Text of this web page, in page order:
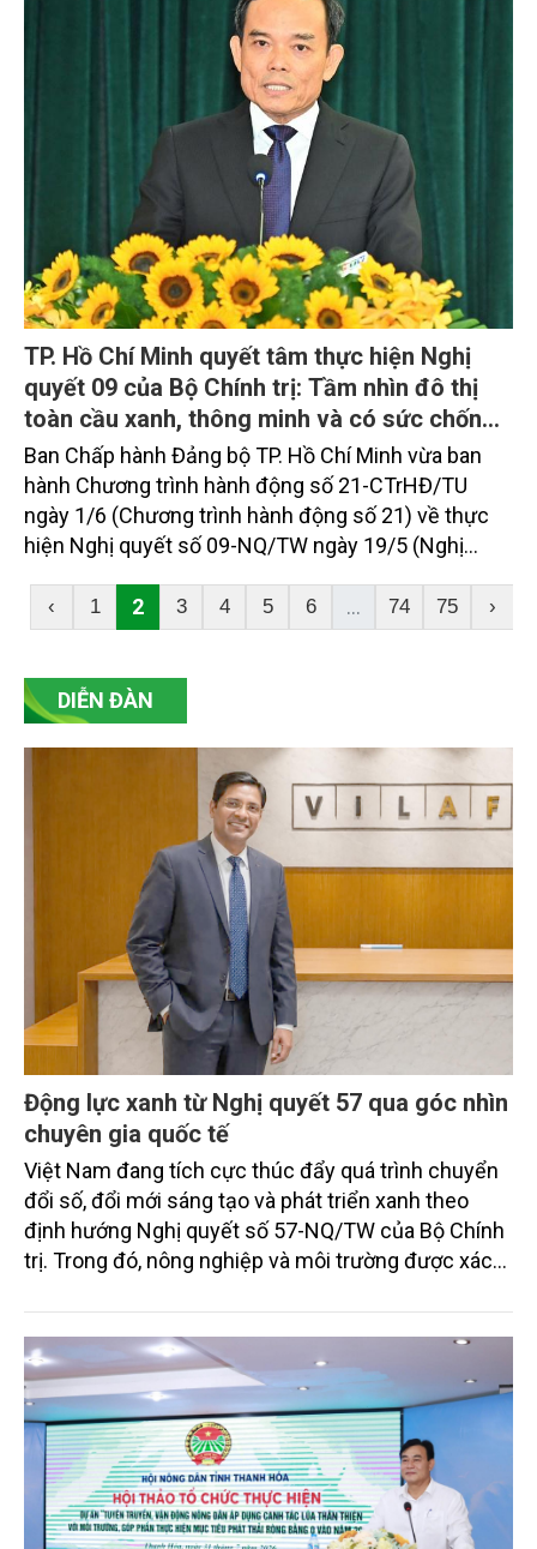
TP. Hồ Chí Minh quyết tâm thực hiện Nghị
quyết 09 của Bộ Chính trị: Tầm nhìn đô thị
toàn cầu xanh, thông minh và có sức chống
chịu
Ban Chấp hành Đảng bộ TP. Hồ Chí Minh vừa ban
hành Chương trình hành động số 21-CTrHĐ/TU
ngày 1/6 (Chương trình hành động số 21) về thực
hiện Nghị quyết số 09-NQ/TW ngày 19/5 (Nghị
Thành phố trong kỷ nguyên mới. Văn kiện chiến
lược này thể hiện quyết tâm chính trị cao độ của tập
nhân dân: Quyết tâm xây dựng thành phố mang tên
Bác xứng tầm một đại đô thị toàn cầu, giữ vững vai
trò đầu tàu kinh tế không thể thay thế của cả nước.
‹ 1 2 3 4 5 6 ... 74 75 ›
DIỄN ĐÀN
Động lực xanh từ Nghị quyết 57 qua góc nhìn
chuyên gia quốc tế
Việt Nam đang tích cực thúc đẩy quá trình chuyển
đổi số, đổi mới sáng tạo và phát triển xanh theo
định hướng Nghị quyết số 57-NQ/TW của Bộ Chính
trị. Trong đó, nông nghiệp và môi trường được xác
sắc bởi các tiến bộ công nghệ và cam kết bền vững
toàn cầu, đặc biệt là mục tiêu đưa phát thải ròng
bằng 0 (Net-Zero) vào năm 2050.